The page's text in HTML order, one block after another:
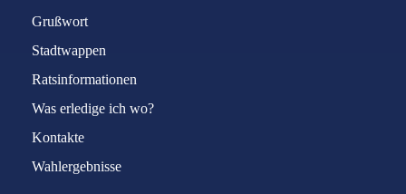
Grußwort
Stadtwappen
Ratsinformationen
Was erledige ich wo?
Kontakte
Wahlergebnisse